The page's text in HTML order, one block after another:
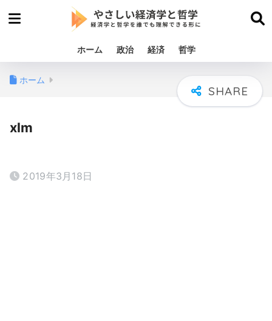
ホーム 政治 経済 哲学
ホーム
xlm
2019年3月18日